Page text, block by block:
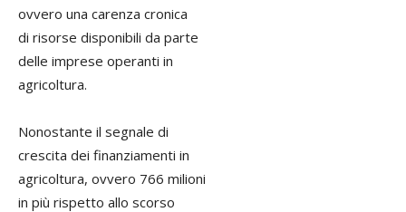
ovvero una carenza cronica
di risorse disponibili da parte
delle imprese operanti in
agricoltura.
Nonostante il segnale di
crescita dei finanziamenti in
agricoltura, ovvero 766 milioni
in più rispetto allo scorso